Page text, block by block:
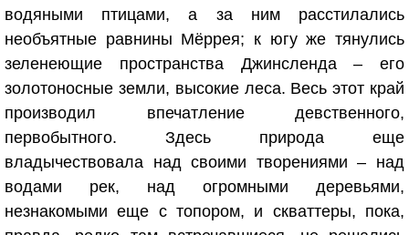
водяными птицами, а за ним расстилались
необъятные равнины Мёррея; к югу же тянулись
зеленеющие пространства Джинсленда – его
золотоносные земли, высокие леса. Весь этот край
производил впечатление девственного,
первобытного. Здесь природа еще
владычествовала над своими творениями – над
водами рек, над огромными деревьями,
незнакомыми еще с топором, и скваттеры, пока,